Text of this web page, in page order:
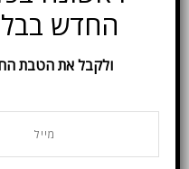
ולקבל את הטבת